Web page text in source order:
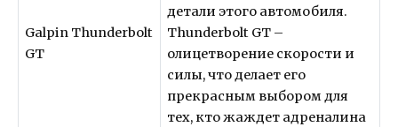
Galpin Thunderbolt
GT
детали этого автомобиля.
Thunderbolt GT –
олицетворение скорости и
силы, что делает его
прекрасным выбором для
тех, кто жаждет адреналина